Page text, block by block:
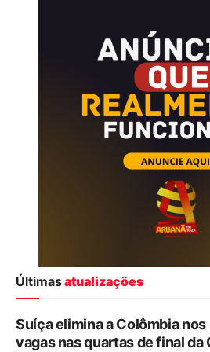
Últimasatualizações
Suíça elimina a Colômbia
vagas nas quartas de final da